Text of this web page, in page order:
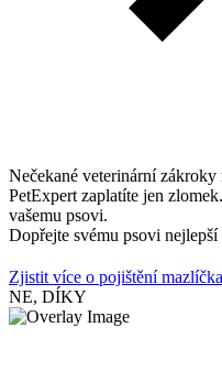
Nečekané veterinární
PetExpert zaplatíte jen
vašemu psovi.
Dopřejte svému psovi
Zjistit více o pojištění mazlíčka
NE, DÍKY